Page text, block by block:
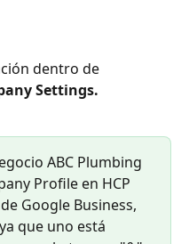
dentro de
Settings.
ABC Plumbing
Profile en HCP
Google Business,
que uno está